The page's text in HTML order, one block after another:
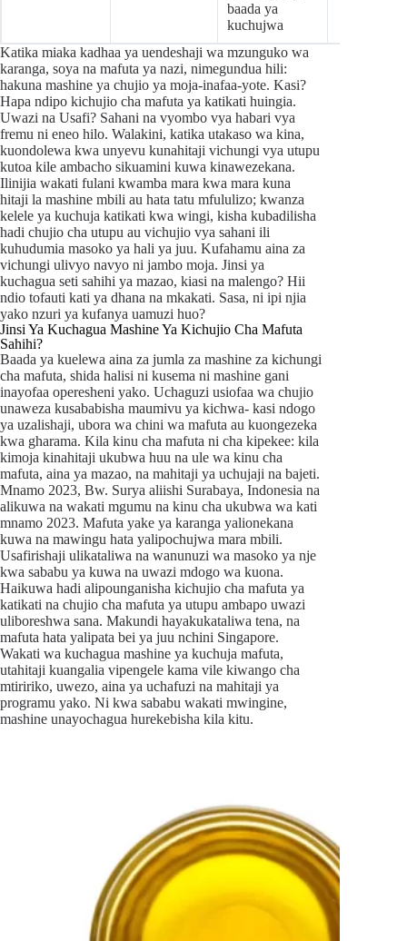
baada ya
kuchujwa
Katika miaka kadhaa ya uendeshaji wa mzunguko wa
karanga, soya na mafuta ya nazi, nimegundua hili:
hakuna mashine ya chujio ya moja-inafaa-yote. Kasi?
Hapa ndipo kichujio cha mafuta ya katikati huingia.
Uwazi na Usafi? Sahani na vyombo vya habari vya
fremu ni eneo hilo. Walakini, katika utakaso wa kina,
kuondolewa kwa unyevu kunahitaji vichungi vya utupu
kutoa kile ambacho sikuamini kuwa kinawezekana.
Ilinijia wakati fulani kwamba mara kwa mara kuna
hitaji la mashine mbili au hata tatu mfululizo; kwanza
kelele ya kuchuja katikati kwa wingi, kisha kubadilisha
hadi chujio cha utupu au vichujio vya sahani ili
kuhudumia masoko ya hali ya juu. Kufahamu aina za
vichungi ulivyo navyo ni jambo moja. Jinsi ya
kuchagua seti sahihi ya mazao, kiasi na malengo? Hii
ndio tofauti kati ya dhana na mkakati. Sasa, ni ipi njia
yako nzuri ya kufanya uamuzi huo?
Jinsi Ya Kuchagua Mashine Ya Kichujio Cha Mafuta
Sahihi?
Baada ya kuelewa aina za jumla za mashine za kichungi
cha mafuta, shida halisi ni kusema ni mashine gani
inayofaa operesheni yako. Uchaguzi usiofaa wa chujio
unaweza kusababisha maumivu ya kichwa- kasi ndogo
ya uzalishaji, ubora wa chini wa mafuta au kuongezeka
kwa gharama. Kila kinu cha mafuta ni cha kipekee: kila
kimoja kinahitaji ukubwa huu na ule wa kinu cha
mafuta, aina ya mazao, na mahitaji ya uchujaji na bajeti.
Mnamo 2023, Bw. Surya aliishi Surabaya, Indonesia na
alikuwa na wakati mgumu na kinu cha ukubwa wa kati
mnamo 2023. Mafuta yake ya karanga yalionekana
kuwa na mawingu hata yalipochujwa mara mbili.
Usafirishaji ulikataliwa na wanunuzi wa masoko ya nje
kwa sababu ya kuwa na uwazi mdogo wa kuona.
Haikuwa hadi alipounganisha kichujio cha mafuta ya
katikati na chujio cha mafuta ya utupu ambapo uwazi
uliboreshwa sana. Makundi hayakukataliwa tena, na
mafuta hata yalipata bei ya juu nchini Singapore.
Wakati wa kuchagua mashine ya kuchuja mafuta,
utahitaji kuangalia vipengele kama vile kiwango cha
mtiririko, uwezo, aina ya uchafuzi na mahitaji ya
programu yako. Ni kwa sababu wakati mwingine,
mashine unayochagua hurekebisha kila kitu.